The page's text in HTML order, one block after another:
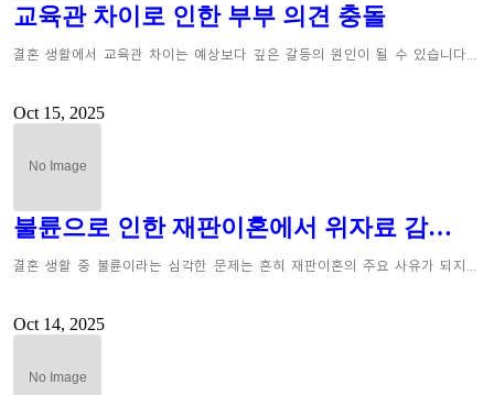
교육관 차이로 인한 부부 의견 충돌
결혼 생활에서 교육관 차이는 예상보다 깊은 갈등의 원인이 될 수 있습니다…
Oct 15, 2025
불륜으로 인한 재판이혼에서 위자료 감…
결혼 생활 중 불륜이라는 심각한 문제는 흔히 재판이혼의 주요 사유가 되지…
Oct 14, 2025